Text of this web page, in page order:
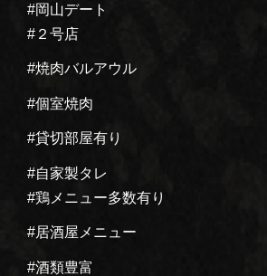
#岡山デート
#２号店
#焼肉バルアウル
#個室焼肉
#貸切部屋有り
#自家製タレ
#鶏メニュー多数有り
#居酒屋メニュー
#酒類豊富